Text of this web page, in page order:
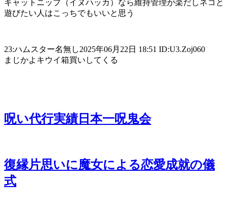
キャットニップ（イヌハッカ）なら維持管理が楽だしネコと
遊びたい人はこっちでもいいと思う
23:ハムスター名無し2025年06月22日 18:51 ID:U3.Zoj060
まじかよキウイ箱買いしてくる
呪い代行実績日本一呪鬼会
復縁片思いに魔女による恋愛成就の儀
式